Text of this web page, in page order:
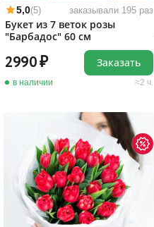
5,0(5) заказывали 195 раз
Букет из 7 веток розы
"Барбадос" 60 см
2990
в наличии 2 ч.
Заказать